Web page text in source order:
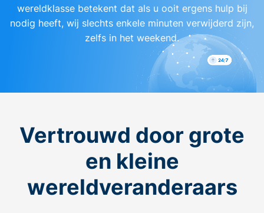
wereldklasse betekent dat als u ooit ergens hulp bij
nodig heeft, wij slechts enkele minuten verwijderd zijn,
zelfs in het weekend.
Vertrouwd door grote
en kleine
wereldveranderaars